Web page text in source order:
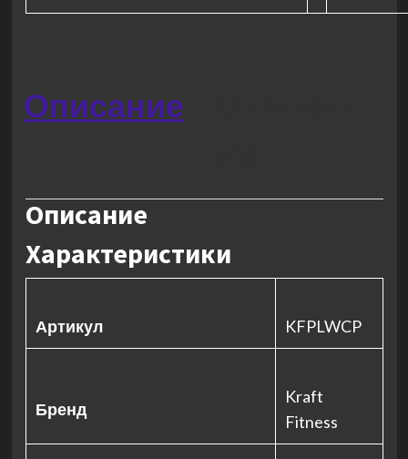
Описание
Описание
Характеристики
Артикул KFPLWCP
Бренд
Kraft
Fitness